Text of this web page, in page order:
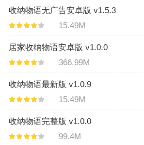
收纳物语无广告安卓版 v1.5.3
15.49M
居家收纳物语安卓版 v1.0.0
366.99M
收纳物语最新版 v1.0.9
15.49M
收纳物语完整版 v1.0.0
99.4M